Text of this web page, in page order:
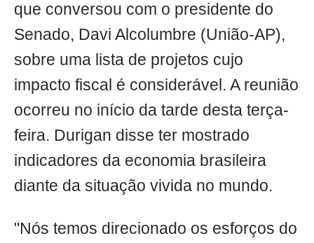
que conversou com o presidente do
Senado, Davi Alcolumbre (União-AP),
sobre uma lista de projetos cujo
impacto fiscal é considerável. A reunião
ocorreu no início da tarde desta terça-
feira. Durigan disse ter mostrado
indicadores da economia brasileira
diante da situação vivida no mundo.
"Nós temos direcionado os esforços do